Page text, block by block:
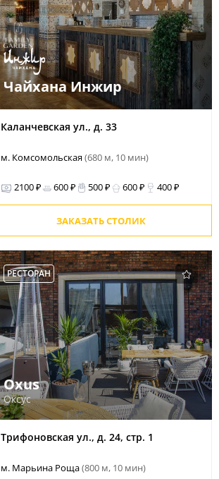
Чайхана Инжир
Каланчевская ул., д. 33
м. Комсомольская(680 м, 10 мин)
2100 ₽ 600 ₽ 500 ₽ 600 ₽ 400 ₽
ЗАКАЗАТЬ СТОЛИК
РЕСТОРАН
Oxus
Оксус
Трифоновская ул., д. 24, стр. 1
м. Марьина Роща(800 м, 10 мин)